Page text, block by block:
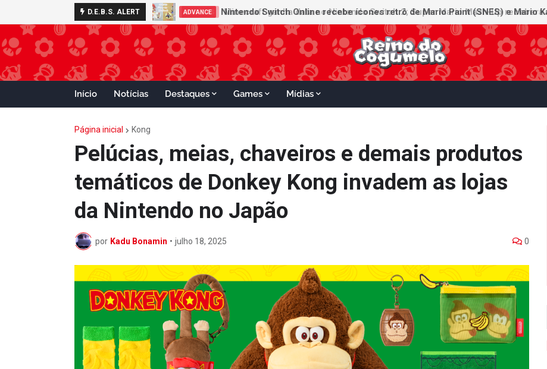
D.E.B.S. ALERT ADVANCE Nintendo Switch Online recebe ícones retrô de Mario Paint (SNES) e Mario
Início Notícias Destaques Games Mídias
Página inicial Kong
Pelúcias, meias, chaveiros e demais produtos
temáticos de Donkey Kong invadem as lojas
da Nintendo no Japão
por Kadu Bonamin • julho 18, 2025 0